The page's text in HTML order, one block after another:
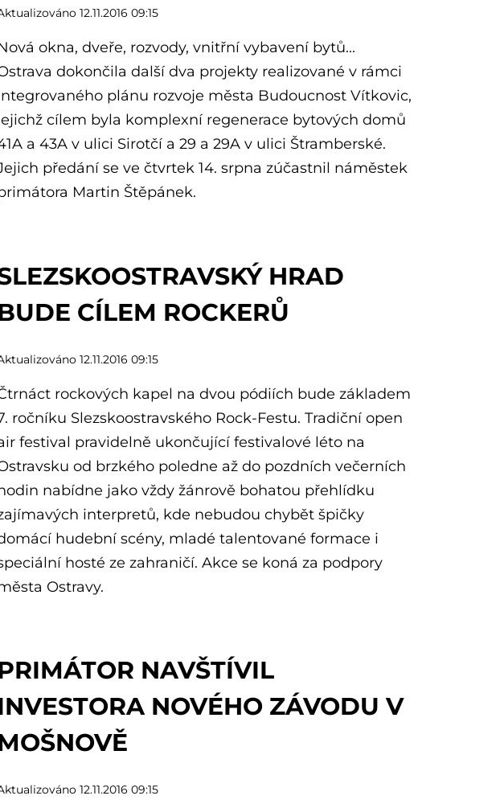
12.11.2016 09:15
okna, dveře, rozvody, vnitřní vybavení bytů...
dokončila další dva projekty realizované v rámci
plánu rozvoje města Budoucnost Vítkovic,
cílem byla komplexní regenerace bytových domů
a 43A v ulici Sirotčí a 29 a 29A v ulici Štramberské.
předání se ve čtvrtek 14. srpna zúčastnil náměstek
Martin Štěpánek.
HRAD
CÍLEM ROCKERŮ
12.11.2016 09:15
rockových kapel na dvou pódiích bude základem
ročníku Slezskoostravského Rock-Festu. Tradiční open
festival pravidelně ukončující festivalové léto na
od brzkého poledne až do pozdních večerních
nabídne jako vždy žánrově bohatou přehlídku
interpretů, kde nebudou chybět špičky
hudební scény, mladé talentované formace i
hosté ze zahraničí. Akce se koná za podpory
Ostravy.
NAVŠTÍVIL
NOVÉHO ZÁVODU V
12.11.2016 09:15